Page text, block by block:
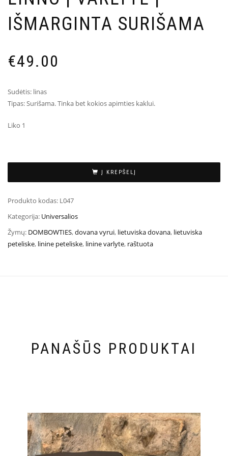
IŠMARGINTA SURIŠAMA
€49.00
Sudėtis: linas
Tipas: Surišama. Tinka bet kokios apimties kaklui.
Liko 1
Į KREPŠELĮ
Produkto kodas: L047
Kategorija: Universalios
Žymų: DOMBOWTIES,dovana vyrui, lietuviska dovana, lietuviska
peteliske, linine peteliske, linine varlyte, raštuota
PANAŠŪS PRODUKTAI